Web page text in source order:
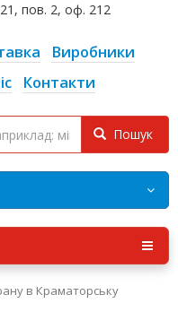
пов. 2, оф. 212
Виробники
Контакти
Пошук
в Краматорську